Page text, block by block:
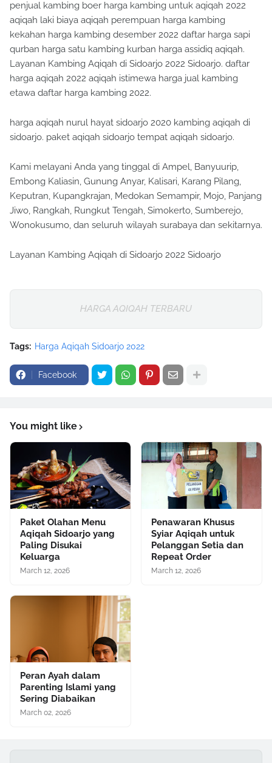
penjual kambing boer harga kambing untuk aqiqah 2022
aqiqah laki biaya aqiqah perempuan harga kambing
kekahan harga kambing desember 2022 daftar harga sapi
qurban harga satu kambing kurban harga assidiq aqiqah.
Layanan Kambing Aqiqah di Sidoarjo 2022 Sidoarjo. daftar
harga aqiqah 2022 aqiqah istimewa harga jual kambing
etawa daftar harga kambing 2022.
harga aqiqah nurul hayat sidoarjo 2020 kambing aqiqah di
sidoarjo. paket aqiqah sidoarjo tempat aqiqah sidoarjo.
Kami melayani Anda yang tinggal di Ampel, Banyuurip,
Embong Kaliasin, Gunung Anyar, Kalisari, Karang Pilang,
Keputran, Kupangkrajan, Medokan Semampir, Mojo, Panjang
Jiwo, Rangkah, Rungkut Tengah, Simokerto, Sumberejo,
Wonokusumo, dan seluruh wilayah surabaya dan sekitarnya.
Layanan Kambing Aqiqah di Sidoarjo 2022 Sidoarjo
HARGA AQIQAH TERBARU
Tags: Harga Aqiqah Sidoarjo 2022
Facebook
You might like
Paket Olahan Menu
Aqiqah Sidoarjo yang
Paling Disukai
Keluarga
March 12, 2026
Penawaran Khusus
Syiar Aqiqah untuk
Pelanggan Setia dan
Repeat Order
March 12, 2026
Peran Ayah dalam
Parenting Islami yang
Sering Diabaikan
March 02, 2026